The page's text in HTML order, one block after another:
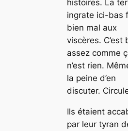
histoires. La
ingrate ici-bas
bien mal aux
viscères. C’est
assez comme
n’est rien.
la peine d’en
discuter.
Ils étaient
par leur tyran